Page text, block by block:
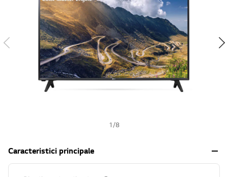
1 /8
Caracteristici principale